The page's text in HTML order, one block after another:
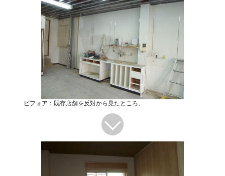
ビフォア：既存店舗を反対から見たところ。